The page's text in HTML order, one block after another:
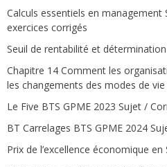
Calculs essentiels en
exercices corrigés
Seuil de rentabilité et
Chapitre 14 Comment les
les changements des modes de vie
Le Five BTS GPME 2023 Sujet /
BT Carrelages BTS GPME 2024
Prix de l’excellence économique en